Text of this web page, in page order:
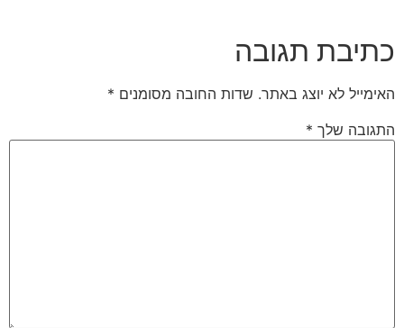
כתיבת תגובה
האימייל לא יוצג באתר. שדות החובה מסומנים *
התגובה שלך *